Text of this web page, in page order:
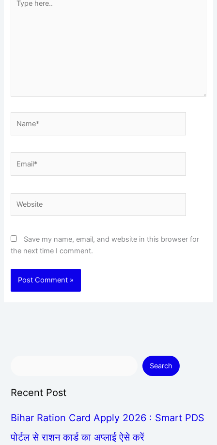
here..
Save my name, email, and website in this browser for
the next time I comment.
Search
Recent Post
Bihar Ration Card Apply 2026 : Smart PDS
पोर्टल से राशन कार्ड का अप्लाई ऐसे करें